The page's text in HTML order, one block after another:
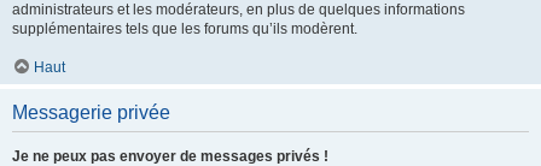
administrateurs et les modérateurs, en plus de quelques informations
supplémentaires tels que les forums qu’ils modèrent.
Haut
Messagerie privée
Je ne peux pas envoyer de messages privés !